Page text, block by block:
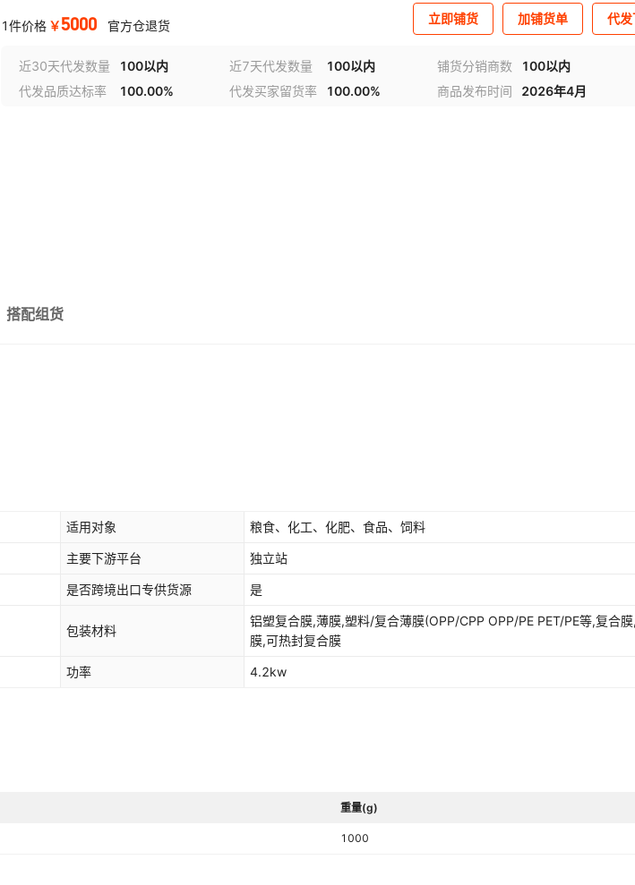
1件价格 ￥5000 官方仓退货 立即铺货 加铺货单 代
近30天代发数量 100以内 近7天代发数量 100以内 铺货分销商数
100以内
代发品质达标率
100.00% 代发买家留货率 100.00% 商品发布时间 2026年4月
搭配组货
适用对象 粮食、化工、化肥、食品、饲料
主要下游平台 独立站
是否跨境出口专供货源 是
包装材料
铝塑复合膜,薄膜,塑料/复合薄膜(OPP/CPP OPP/PE PET/PE等,复合
膜,可热封复合膜
功率 4.2kw
重量(g)
1000